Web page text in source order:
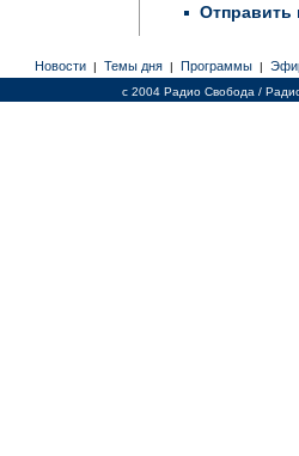
Отправить
Новости | Темы дня | Программы |
c 2004 Радио Свобода /